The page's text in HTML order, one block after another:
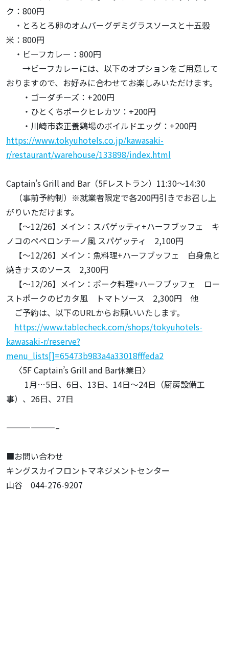
ク：800円
・とろとろ卵のオムバーグデミグラスソースと十五穀
米：800円
・ビーフカレー：800円
→ビーフカレーには、以下のオプションをご用意して
おりますので、お好みに合わせてお楽しみいただけます。
・ゴーダチーズ：+200円
・ひとくちポークヒレカツ：+200円
・川崎市森正養鶏場のボイルドエッグ：+200円
https://www.tokyuhotels.co.jp/kawasaki-
r/restaurant/warehouse/133898/index.html
Captain’s Grill and Bar（5Fレストラン）11:30～14:30
（事前予約制）※就業者限定で各200円引きでお召し上
がりいただけます。
【～12/26】メイン：スパゲッティ+ハーフブッフェ キ
ノコのペペロンチーノ風 スパゲッティ 2,100円
【～12/26】メイン：魚料理+ハーフブッフェ 白身魚と
焼きナスのソース 2,300円
【～12/26】メイン：ポーク料理+ハーフブッフェ ロー
ストポークのピカタ風 トマトソース 2,300円 他
ご予約は、以下のURLからお願いいたします。
https://www.tablecheck.com/shops/tokyuhotels-
kawasaki-r/reserve?
menu_lists[]=65473b983a4a33018fffeda2
〈5F Captain’s Grill and Bar休業日〉
1月…5日、6日、13日、14日～24日（厨房設備工
事）、26日、27日
——————–
■お問い合わせ
キングスカイフロントマネジメントセンター
山谷 044-276-9207